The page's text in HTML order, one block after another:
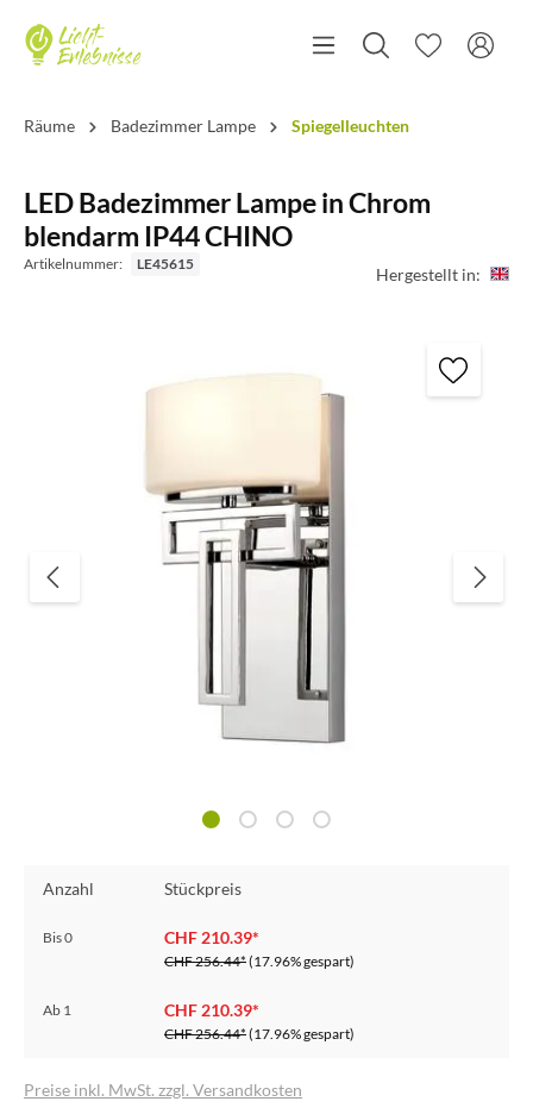
Räume Badezimmer Lampe Spiegelleuchten
LED Badezimmer Lampe in Chrom
blendarm IP44 CHINO
Artikelnummer: LE45615 Hergestellt in:
Anzahl Stückpreis
Bis0 CHF 210.39*
CHF 256.44*(17.96% gespart)
Ab 1 CHF 210.39*
CHF 256.44*(17.96% gespart)
Preise inkl. MwSt. zzgl. Versandkosten